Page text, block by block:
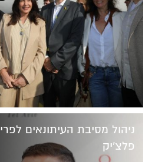
ניהול מסיבת העיתונאים
פלצ'יק